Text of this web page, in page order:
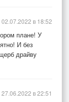
плане! У
И без
драйву
02.07.2022 в 18:52
27.06.2022 в 22:51